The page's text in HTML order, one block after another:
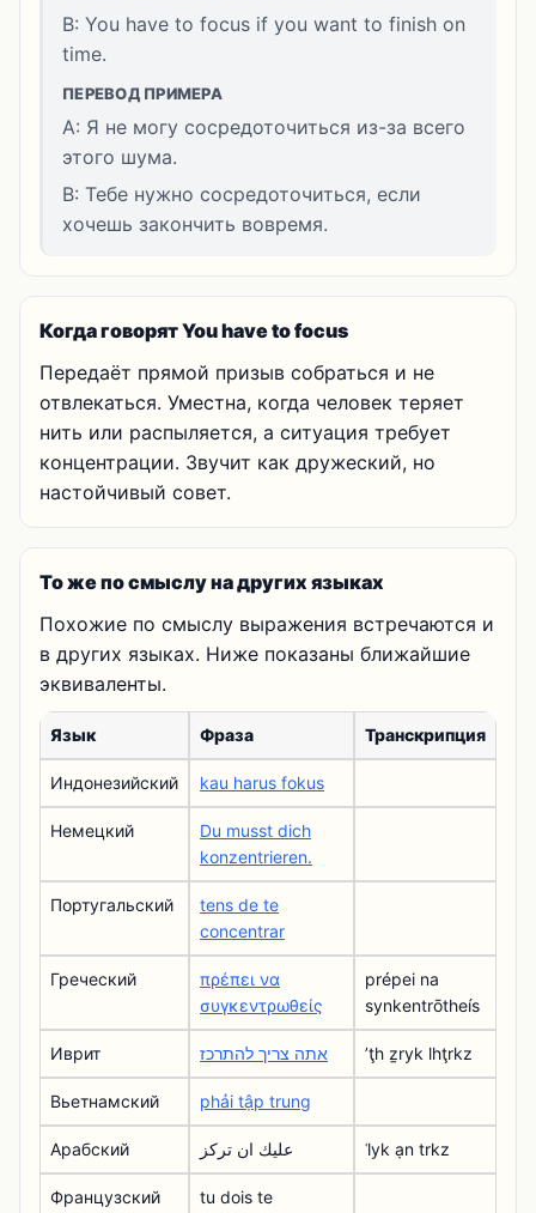
B: You have to focus if you want to finish on
time.
ПЕРЕВОД ПРИМЕРА
A: Я не могу сосредоточиться из-за всего
этого шума.
B: Тебе нужно сосредоточиться, если
хочешь закончить вовремя.
Когда говорят You have to focus
Передаёт прямой призыв собраться и не
отвлекаться. Уместна, когда человек теряет
нить или распыляется, а ситуация требует
концентрации. Звучит как дружеский, но
настойчивый совет.
То же по смыслу на других языках
Похожие по смыслу выражения встречаются и
в других языках. Ниже показаны ближайшие
эквиваленты.
Язык Фраза Транскрипция
Индонезийский kau harus fokus
Немецкий
Du musst dich
konzentrieren.
Португальский
tens de te
concentrar
Греческий
πρέπει να
συγκεντρωθείς
prépei na
synkentrōtheís
Иврит אתה צריך להתרכז ʼţh ẕryk lhţrkz
Вьетнамский phải tập trung
Арабский عليك ان تركز ʿlyk ạn trkz
Французский tu dois te